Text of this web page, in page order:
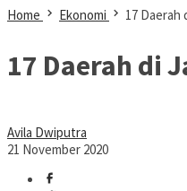
Home Ekonomi 17 Daerah
17 Daerah di
Avila Dwiputra
21 November 2020